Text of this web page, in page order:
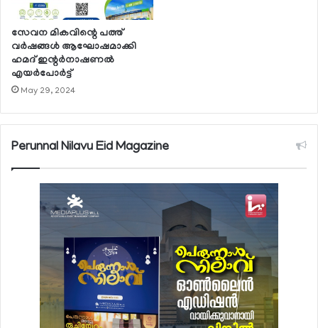
സേവന മികവിന്റെ പത്ത്
വര്‍ഷങ്ങള്‍ ആഘോഷമാക്കി
ഹമദ് ഇന്റര്‍നാഷണല്‍
എയര്‍പോര്‍ട്ട്
May 29, 2024
Perunnal Nilavu Eid Magazine